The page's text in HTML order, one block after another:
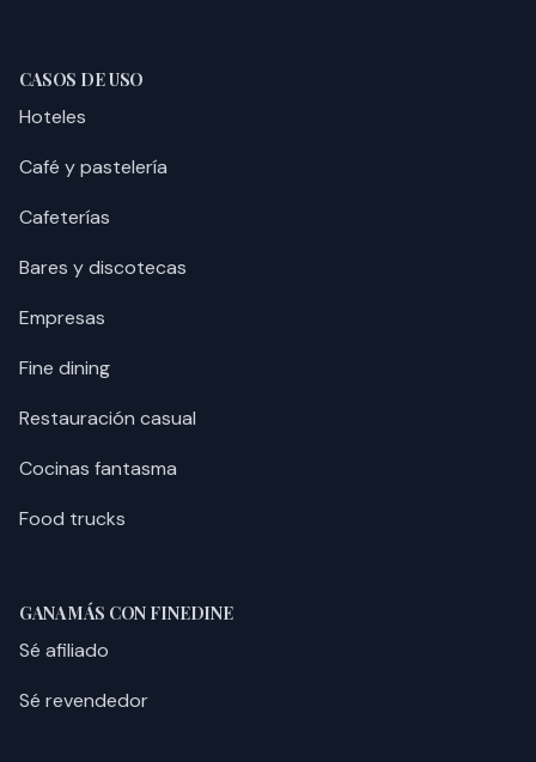
CASOS DE USO
Hoteles
Café y pastelería
Cafeterías
Bares y discotecas
Empresas
Fine dining
Restauración casual
Cocinas fantasma
Food trucks
GANA MÁS CON FINEDINE
Sé afiliado
Sé revendedor